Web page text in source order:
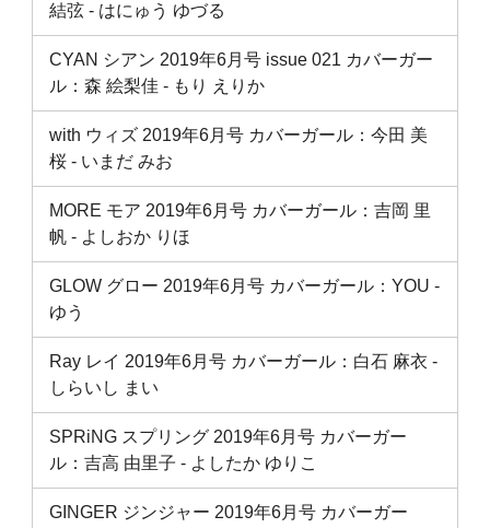
結弦 ‐ はにゅう ゆづる
CYAN シアン 2019年6月号 issue 021 カバーガー
ル：森 絵梨佳 ‐ もり えりか
with ウィズ 2019年6月号 カバーガール：今田 美
桜 ‐ いまだ みお
MORE モア 2019年6月号 カバーガール：吉岡 里
帆 ‐ よしおか りほ
GLOW グロー 2019年6月号 カバーガール：YOU ‐
ゆう
Ray レイ 2019年6月号 カバーガール：白石 麻衣 ‐
しらいし まい
SPRiNG スプリング 2019年6月号 カバーガー
ル：吉高 由里子 ‐ よしたか ゆりこ
GINGER ジンジャー 2019年6月号 カバーガー